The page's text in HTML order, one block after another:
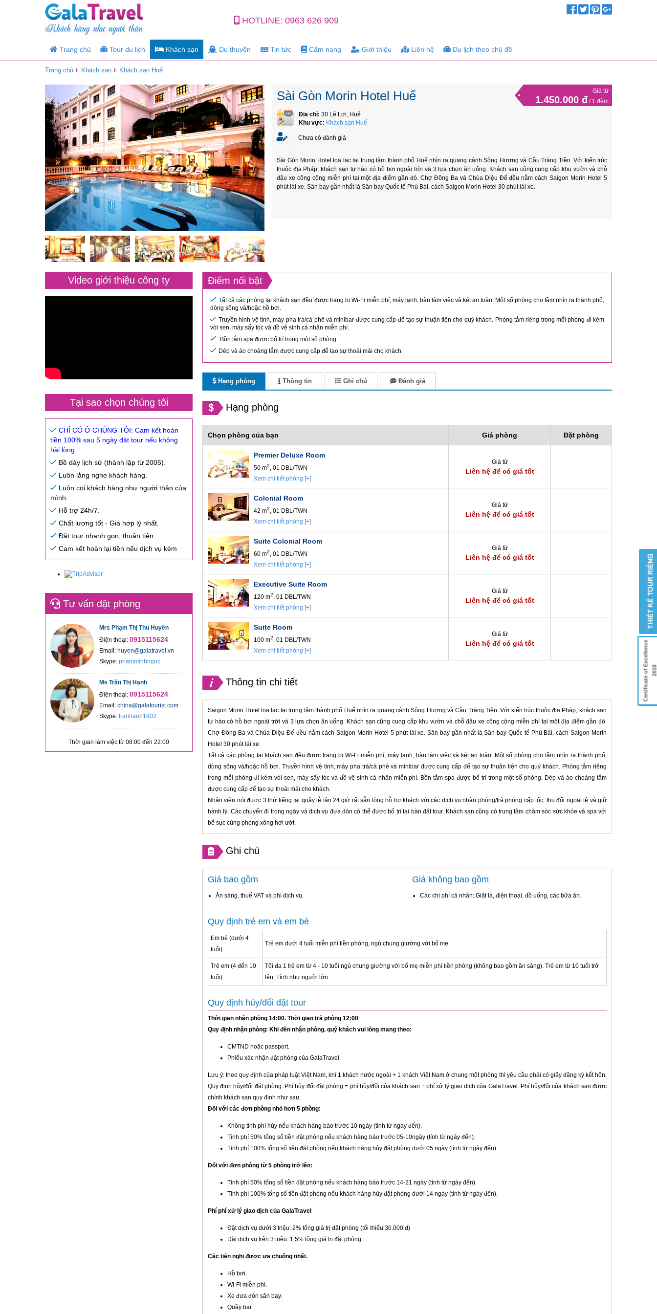
HOTLINE: 0963 626 909
Trang chủ Tour du lịch Khách sạn Du thuyền Tin tức Cẩm nang Giới thiệu Liên hệ Du lịch theo chủ đề
Trang chủ › Khách sạn › Khách sạn Huế
Sài Gòn Morin Hotel Huế Giá từ
1.450.000 đ / 1 đêm
Địa chỉ: 30 Lê Lợi, Huế
Khu vực: Khách sạn Huế
Chưa có đánh giá
Sài Gòn Morin Hotel tọa lạc tại trung tâm thành phố Huế nhìn ra quang cảnh Sông Hương và Cầu Tràng Tiền. Với kiến ​​trúc
thuộc địa Pháp, khách sạn tự hào có hồ bơi ngoài trời và 3 lựa chọn ăn uống. Khách sạn cũng cung cấp khu vườn và chỗ
đậu xe công cộng miễn phí tại một địa điểm gần đó. Chợ Đông Ba và Chùa Diệu Đế đều nằm cách Saigon Morin Hotel 5
phút lái xe. Sân bay gần nhất là Sân bay Quốc tế Phú Bài, cách Saigon Morin Hotel 30 phút lái xe.
Video giới thiệu công ty
Tại sao chọn chúng tôi
CHỈ CÓ Ở CHÚNG TÔI: Cam kết hoàn
tiền 100% sau 5 ngày đặt tour nếu không
hài lòng.
Bề dày lịch sử (thành lập từ 2005).
Luôn lắng nghe khách hàng.
Luôn coi khách hàng như người thân của
mình.
Hỗ trợ 24h/7.
Chất lượng tốt - Giá hợp lý nhất.
Đặt tour nhanh gọn, thuận tiện.
Cam kết hoàn lại tiền nếu dịch vụ kém
Tư vấn đặt phòng
Mrs Phạm Thị Thu Huyền
Điện thoại: 0915115624
Email: huyen@galatravel.vn
Skype: phamminhngoc
Ms Trần Thị Hạnh
Điện thoại: 0915115624
Email: china@galatourist.com
Skype: tranhanh1902
Thời gian làm việc từ 08:00 đến 22:00
Điểm nổi bật
Tất cả các phòng tại khách sạn đều được trang bị Wi-Fi miễn phí, máy lạnh, bàn làm việc và két an toàn. Một số phòng cho tầm nhìn ra thành phố,
dòng sông và/hoặc hồ bơi.
Truyền hình vệ tinh, máy pha trà/cà phê và minibar được cung cấp để tạo sự thuận tiện cho quý khách. Phòng tắm riêng trong mỗi phòng đi kèm
vòi sen, máy sấy tóc và đồ vệ sinh cá nhân miễn phí.
Bồn tắm spa được bố trí trong một số phòng.
Dép và áo choàng tắm được cung cấp để tạo sự thoải mái cho khách.
Hạng phòng Thông tin Ghi chú Đánh giá
Hạng phòng
Chọn phòng của bạn Giá phòng Đặt phòng
Premier Deluxe Room
50 m2, 01 DBL/TWN
Xem chi tiết phòng [+]
Giá từ
Liên hệ để có giá tốt
Colonial Room
42 m2, 01 DBL/TWN
Xem chi tiết phòng [+]
Giá từ
Liên hệ để có giá tốt
Suite Colonial Room
60 m2, 01 DBL/TWN
Xem chi tiết phòng [+]
Giá từ
Liên hệ để có giá tốt
Executive Suite Room
120 m2, 01 DBL/TWN
Xem chi tiết phòng [+]
Giá từ
Liên hệ để có giá tốt
Suite Room
100 m2, 01 DBL/TWN
Xem chi tiết phòng [+]
Giá từ
Liên hệ để có giá tốt
Thông tin chi tiết
Saigon Morin Hotel tọa lạc tại trung tâm thành phố Huế nhìn ra quang cảnh Sông Hương và Cầu Tràng Tiền. Với kiến ​​trúc thuộc địa Pháp, khách sạn
tự hào có hồ bơi ngoài trời và 3 lựa chọn ăn uống. Khách sạn cũng cung cấp khu vườn và chỗ đậu xe công cộng miễn phí tại một địa điểm gần đó.
Chợ Đông Ba và Chùa Diệu Đế đều nằm cách Saigon Morin Hotel 5 phút lái xe. Sân bay gần nhất là Sân bay Quốc tế Phú Bài, cách Saigon Morin
Hotel 30 phút lái xe.
Tất cả các phòng tại khách sạn đều được trang bị Wi-Fi miễn phí, máy lạnh, bàn làm việc và két an toàn. Một số phòng cho tầm nhìn ra thành phố,
dòng sông và/hoặc hồ bơi. Truyền hình vệ tinh, máy pha trà/cà phê và minibar được cung cấp để tạo sự thuận tiện cho quý khách. Phòng tắm riêng
trong mỗi phòng đi kèm vòi sen, máy sấy tóc và đồ vệ sinh cá nhân miễn phí. Bồn tắm spa được bố trí trong một số phòng. Dép và áo choàng tắm
được cung cấp để tạo sự thoải mái cho khách.
Nhân viên nói được 3 thứ tiếng tại quầy lễ tân 24 giờ rất sẵn lòng hỗ trợ khách với các dịch vụ nhận phòng/trả phòng cấp tốc, thu đổi ngoại tệ và giữ
hành lý. Các chuyến đi trong ngày và dịch vụ đưa đón có thể được bố trí tại bàn đặt tour. Khách sạn cũng có trung tâm chăm sóc sức khỏe và spa với
bể sục cùng phòng xông hơi ướt.
Ghi chú
Giá bao gồm
Ăn sáng, thuế VAT và phí dịch vụ.
Giá không bao gồm
Các chi phí cá nhân: Giặt là, điện thoại, đồ uống, các bữa ăn.
Quy định trẻ em và em bé
Em bé (dưới 4
tuổi)
Trẻ em dưới 4 tuổi miễn phí tiền phòng, ngủ chung giường với bố mẹ.
Trẻ em (4 đến 10
tuổi)
Tối đa 1 trẻ em từ 4 - 10 tuổi ngủ chung giường với bố mẹ miễn phí tiền phòng (không bao gồm ăn sáng). Trẻ em từ 10 tuổi trở
lên: Tính như người lớn.
Quy định hủy/đổi đặt tour
Thời gian nhận phòng 14:00. Thời gian trả phòng 12:00
Quy định nhận phòng: Khi đến nhận phòng, quý khách vui lòng mang theo:
CMTND hoặc passport.
Phiếu xác nhận đặt phòng của GalaTravel
Lưu ý: theo quy định của pháp luật Việt Nam, khi 1 khách nước ngoài + 1 khách Việt Nam ở chung một phòng thì yêu cầu phải có giấy đăng ký kết hôn.
Quy định hủy/đổi đặt phòng: Phí hủy đổi đặt phòng = phí hủy/đổi của khách sạn + phí xử lý giao dịch của GalaTravel. Phí hủy/đổi của khách sạn được
chính khách sạn quy định như sau:
Đối với các đơn phòng nhỏ hơn 5 phòng:
Không tính phí hủy nếu khách hàng báo trước 10 ngày (tính từ ngày đến).
Tính phí 50% tổng số tiền đặt phòng nếu khách hàng báo trước 05-10ngày (tính từ ngày đến).
Tính phí 100% tổng số tiền đặt phòng nếu khách hàng hủy đặt phòng dưới 05 ngày (tính từ ngày đến)
Đối với đơn phòng từ 5 phòng trở lên:
Tính phí 50% tổng số tiền đặt phòng nếu khách hàng báo trước 14-21 ngày (tính từ ngày đến).
Tính phí 100% tổng số tiền đặt phòng nếu khách hàng hủy đặt phòng dưới 14 ngày (tính từ ngày đến).
Phí phí xử lý giao dịch của GalaTravel
Đặt dịch vụ dưới 3 triệu: 2% tổng giá trị đặt phòng (tối thiểu 30.000 đ)
Đặt dịch vụ trên 3 triệu: 1,5% tổng giá trị đặt phòng.
Các tiện nghi được ưa chuộng nhất.
Hồ bơi.
Wi-Fi miễn phí.
Xe đưa đón sân bay.
Quầy bar.
Certificate of Excellence 2018